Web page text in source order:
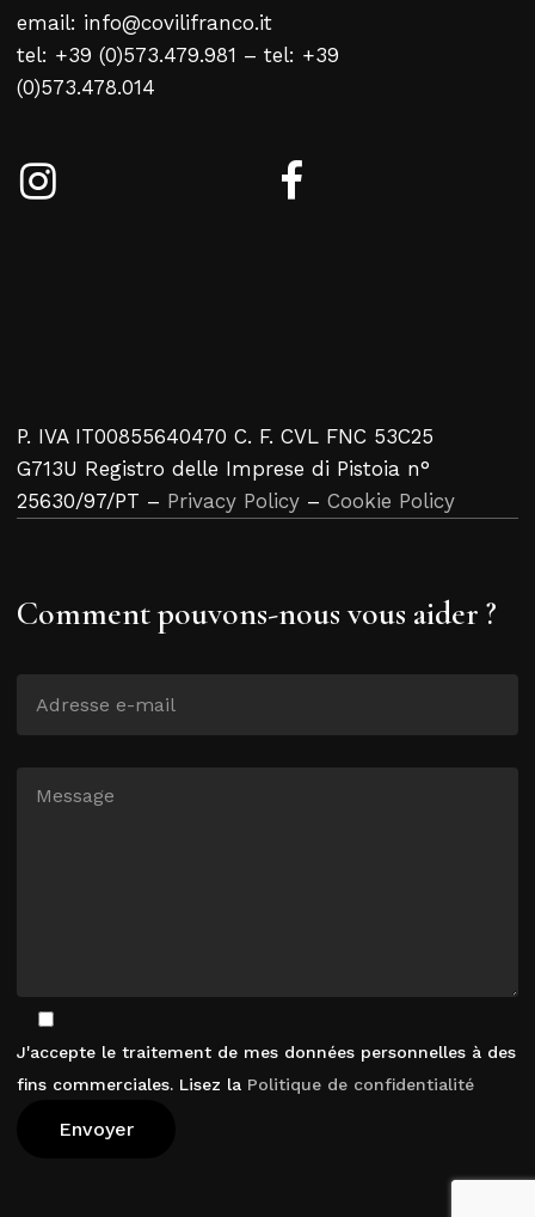
email: info@covilifranco.it
tel: +39 (0)573.479.981 – tel: +39
(0)573.478.014
P. IVA IT00855640470 C. F. CVL FNC 53C25
G713U Registro delle Imprese di Pistoia n°
25630/97/PT – Privacy Policy – Cookie Policy
Comment pouvons-nous vous aider ?
J'accepte le traitement de mes données personnelles à des
fins commerciales. Lisez la Politique de confidentialité